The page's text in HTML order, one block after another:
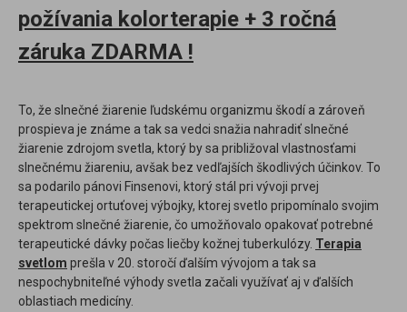
požívania kolorterapie + 3 ročná
záruka ZDARMA !
To, že slnečné žiarenie ľudskému organizmu škodí a zároveň
prospieva je známe a tak sa vedci snažia nahradiť slnečné
žiarenie zdrojom svetla, ktorý by sa približoval vlastnosťami
slnečnému žiareniu, avšak bez vedľajších škodlivých účinkov. To
sa podarilo pánovi Finsenovi, ktorý stál pri vývoji prvej
terapeutickej ortuťovej výbojky, ktorej svetlo pripomínalo svojim
spektrom slnečné žiarenie, čo umožňovalo opakovať potrebné
terapeutické dávky počas liečby kožnej tuberkulózy. Terapia
svetlom prešla v 20. storočí ďalším vývojom a tak sa
nespochybniteľné výhody svetla začali využívať aj v ďalších
oblastiach medicíny.